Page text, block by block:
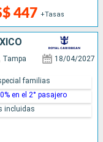
447 +Tasas
Tampa 18/04/2027
familias
en el 2° pasajero
incluidas